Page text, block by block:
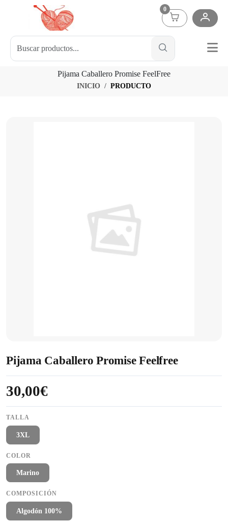
0
Pijama Caballero Promise FeelFree
INICIO PRODUCTO
Pijama Caballero Promise Feelfree
30,00€
TALLA
3XL
COLOR
Marino
COMPOSICIÓN
Algodón 100%